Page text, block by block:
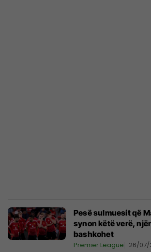
Pesë sulmuesit që
synon këtë verë,
bashkohet
Premier League 26/07/